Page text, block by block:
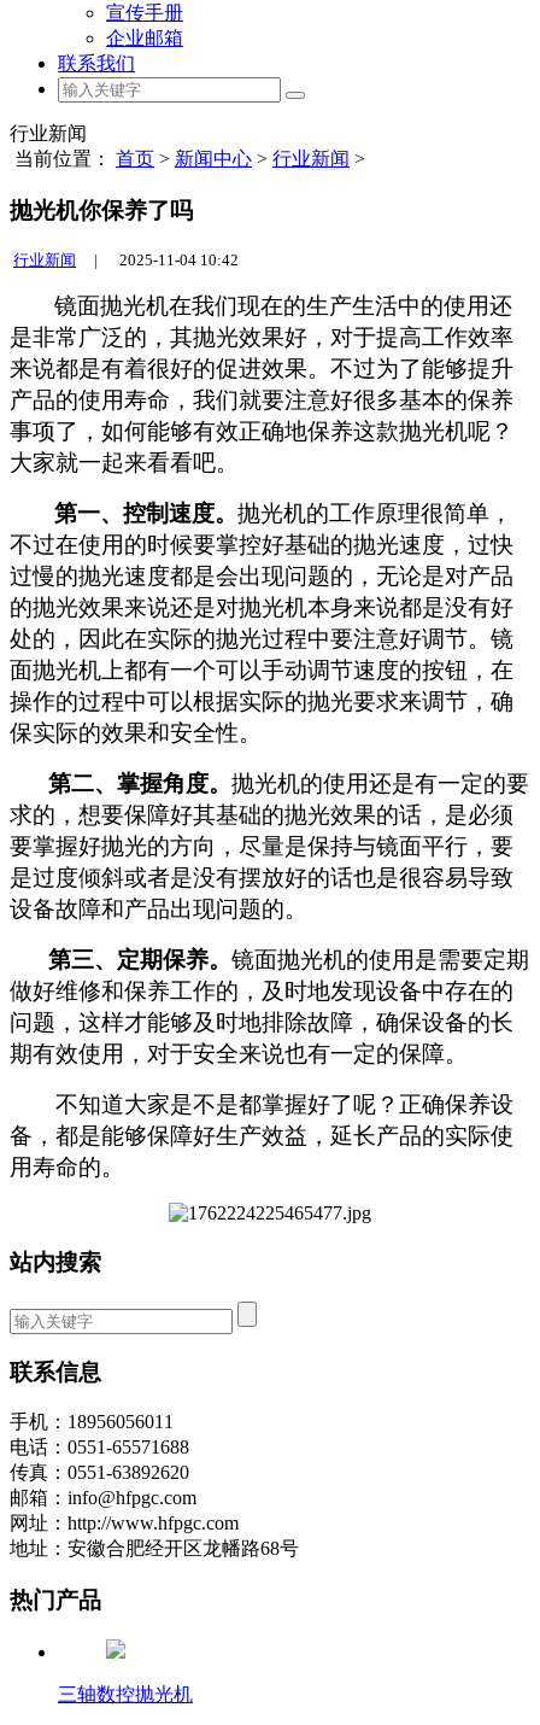
宣传手册
企业邮箱
联系我们
行业新闻
当前位置： 首页 > 新闻中心 > 行业新闻 >
抛光机你保养了吗
行业新闻 | 2025-11-04 10:42
镜面抛光机在我们现在的生产生活中的使用还
是非常广泛的，其抛光效果好，对于提高工作效率
来说都是有着很好的促进效果。不过为了能够提升
产品的使用寿命，我们就要注意好很多基本的保养
事项了，如何能够有效正确地保养这款抛光机呢？
大家就一起来看看吧。
第一、控制速度。 抛光机的工作原理很简单，
不过在使用的时候要掌控好基础的抛光速度，过快
过慢的抛光速度都是会出现问题的，无论是对产品
的抛光效果来说还是对抛光机本身来说都是没有好
处的，因此在实际的抛光过程中要注意好调节。镜
面抛光机上都有一个可以手动调节速度的按钮，在
操作的过程中可以根据实际的抛光要求来调节，确
保实际的效果和安全性。
第二、掌握角度。 抛光机的使用还是有一定的要
求的，想要保障好其基础的抛光效果的话，是必须
要掌握好抛光的方向，尽量是保持与镜面平行，要
是过度倾斜或者是没有摆放好的话也是很容易导致
设备故障和产品出现问题的。
第三、定期保养。 镜面抛光机的使用是需要定期
做好维修和保养工作的 ，及时地发现设备中存在的
问题，这样才能够及时地排除故障，确保设备的长
期有效使用，对于安全来说也有一定的保障。
不知道大家是不是都掌握好了呢？正确保养设
备，都是能够保障好生产效益，延长产品的实际使
用寿命的。
站内搜索
联系信息
手机：18956056011
电话：0551-65571688
传真：0551-63892620
邮箱：info@hfpgc.com
网址：http://www.hfpgc.com
地址：安徽合肥经开区龙幡路68号
热门产品
三轴数控抛光机